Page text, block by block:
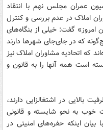
عمران مجلس نهم با انتقاد
املاک در عدم بررسی و کنترل
امروز» گفت: خیلی از بنگاه‌های
که در جای‌جای شهرها دارند
که اتحادیه‌ مشاوران املاک نیز
است همه آنها را به قانون و
بالایی در اشتغالزایی دارند،
خوب به نحو شایسته و قانونی
اینکه حفره‌های امنیتی در